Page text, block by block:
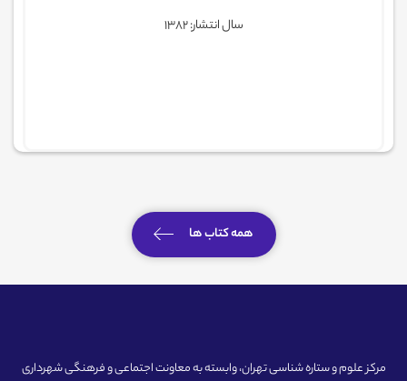
سال انتشار: 1382
همه کتاب ها
مرکز علوم و ستاره شناسی تهران، وابسته به معاونت اجتماعی و فرهنگی شهرداری